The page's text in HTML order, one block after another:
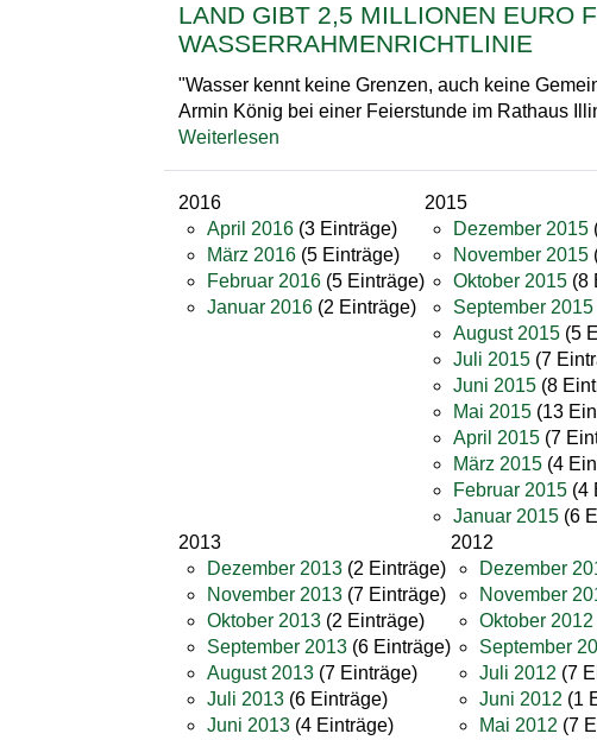
LAND GIBT 2,5 MILLIONEN EURO
WASSERRAHMENRICHTLINIE
"Wasser kennt keine Grenzen, auch keine
Armin König bei einer Feierstunde im Rathaus
Weiterlesen
2016
April 2016 (3 Einträge)
März 2016 (5 Einträge)
Februar 2016 (5 Einträge)
Januar 2016 (2 Einträge)
2015
Dezember 2015
November 2015
Oktober 2015 (8
September 2015
August 2015 (5
Juli 2015 (7
Juni 2015 (8
Mai 2015 (13
April 2015 (7
März 2015 (4
Februar 2015 (4
Januar 2015 (6
2013
Dezember 2013 (2 Einträge)
November 2013 (7 Einträge)
Oktober 2013 (2 Einträge)
September 2013 (6 Einträge)
August 2013 (7 Einträge)
Juli 2013 (6 Einträge)
Juni 2013 (4 Einträge)
2012
Dezember
November
Oktober 2012
September
Juli 2012 (7
Juni 2012 (1
Mai 2012 (7